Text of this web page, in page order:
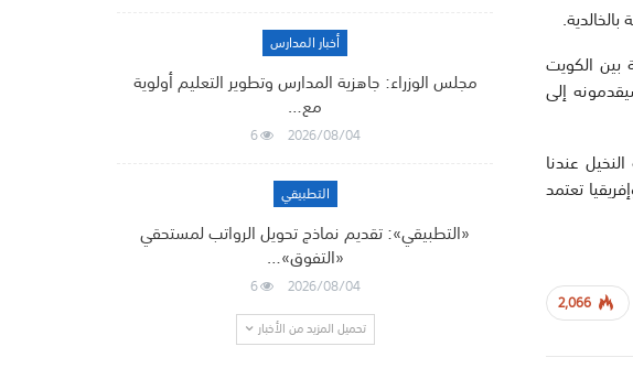
بين الكويت
إلى
عندنا
تعتمد
2,066
أخبار المدارس
مجلس الوزراء: جاهزية المدارس وتطوير التعليم أولوية
مع…
2026/08/04
6
التطبيقي
«التطبيقي»: تقديم نماذج تحويل الرواتب لمستحقي
«التفوق»…
2026/08/04
6
تحميل المزيد من الأخبار